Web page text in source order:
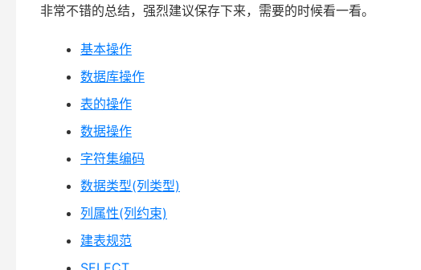
非常不错的总结，强烈建议保存下来，需要的时候看一看。
基本操作
数据库操作
表的操作
数据操作
字符集编码
数据类型(列类型)
列属性(列约束)
建表规范